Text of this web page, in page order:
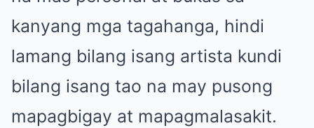
kanyang mga tagahanga, hindi
lamang bilang isang artista kundi
bilang isang tao na may pusong
mapagbigay at mapagmalasakit.